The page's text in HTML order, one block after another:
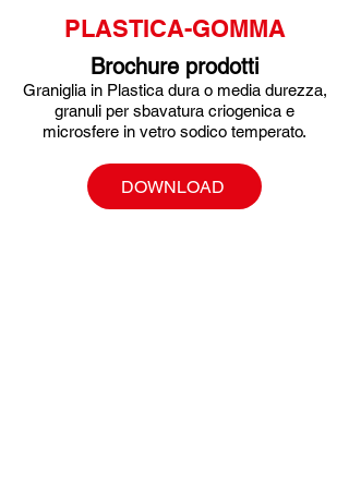
PLASTICA-GOMMA
Brochure prodotti
Graniglia in Plastica dura o media durezza,
granuli per sbavatura criogenica e
microsfere in vetro sodico temperato.
DOWNLOAD